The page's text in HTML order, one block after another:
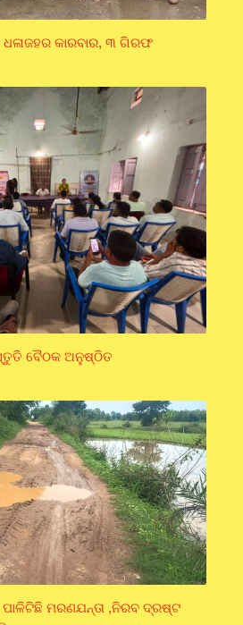
କାରବାର, ୩ ଗିରଫ
ବୈଠକ ଅନୁଷ୍ଠିତ
ପାଳିଟିଛି ମରଣଯନ୍ତା ,ନିରବ ଦ୍ରଷ୍ଟ